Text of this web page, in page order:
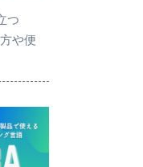
つ
や便